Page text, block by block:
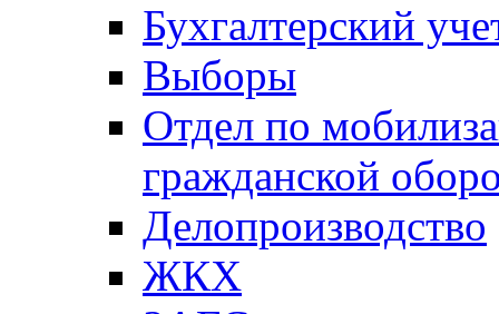
Бухгалтерский
Выборы
Отдел по
гражданской
Делопроизводство
ЖКХ